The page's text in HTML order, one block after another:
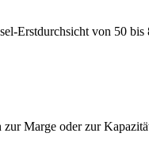
Erstdurchsicht von 50 bis
Marge oder zur